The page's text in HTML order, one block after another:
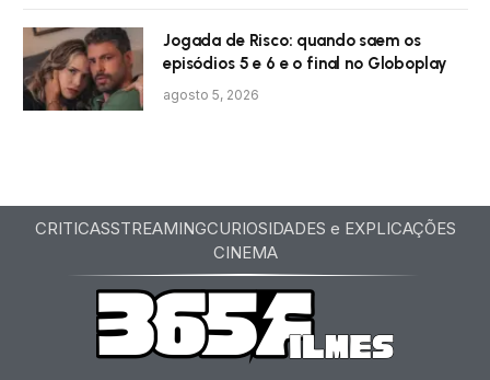
Jogada de Risco: quando saem os
episódios 5 e 6 e o final no Globoplay
agosto 5, 2026
CRITICASSTREAMINGCURIOSIDADES e EXPLICAÇÕES
CINEMA